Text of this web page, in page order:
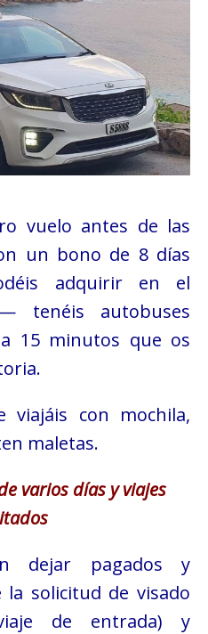
vuelo antes de las
un bono de 8 días
adquirir en el
tenéis autobuses
15 minutos que os
viajáis con mochila,
maletas.
varios días y viajes
dejar pagados y
solicitud de visado
de entrada) y